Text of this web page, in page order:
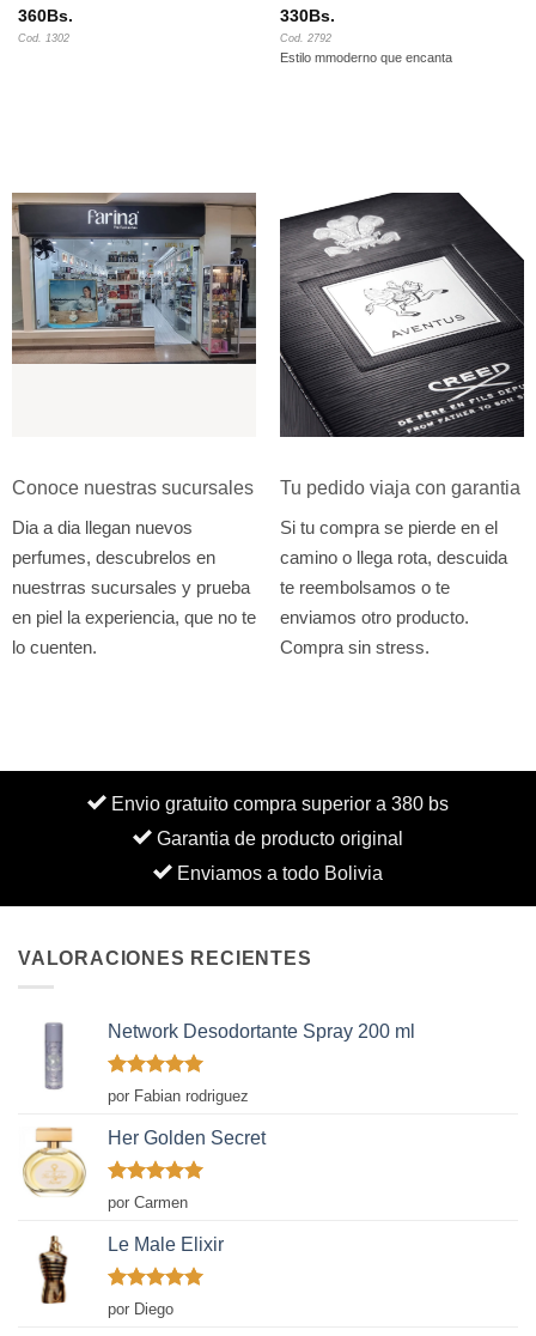
360Bs.
Cod. 1302
330Bs.
Cod. 2792
Estilo mmoderno que encanta
Conoce nuestras sucursales
Dia a dia llegan nuevos
perfumes, descubrelos en
nuestrras sucursales y prueba
en piel la experiencia, que no te
lo cuenten.
Tu pedido viaja con garantia
Si tu compra se pierde en el
camino o llega rota, descuida
te reembolsamos o te
enviamos otro producto.
Compra sin stress.
Envio gratuito compra superior a 380 bs
Garantia de producto original
Enviamos a todo Bolivia
VALORACIONES RECIENTES
Network Desodortante Spray 200 ml
Valorado
con
por Fabian rodriguez
Her Golden Secret
Valorado
con
por Carmen
Le Male Elixir
Valorado
con
de 5
por Diego